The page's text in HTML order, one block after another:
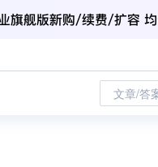
文章/答